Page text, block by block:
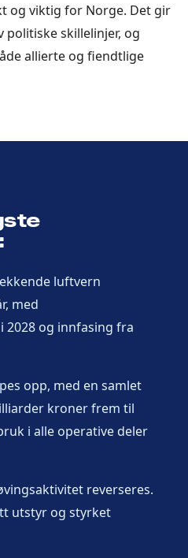
og viktig for Norge. Det gir
skillelinjer, og
allierte og fiendtlige
luftvern
med
2028 og innfasing fra
opp, med en samlet
kroner frem til
i alle operative deler
reverseres.
utstyr og styrket